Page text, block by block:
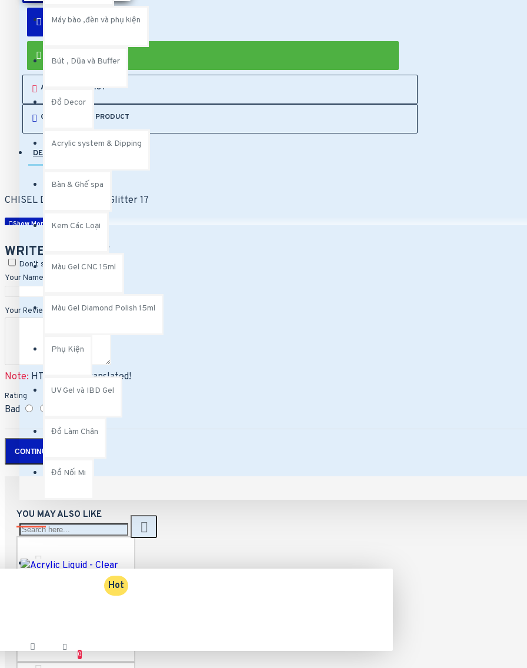
Don't show again.
Bút , Dũa và Buffer
Dũa và Buffer.
Kem Các Loại
CND Scentsation Hand & Body Lotion
KDS Hand & Body Lotion
Máy bào ,đèn và phụ kiện
Bút , Dũa và Buffer
Đồ Decor
Acrylic system & Dipping
Bàn & Ghế spa
Kem Các Loại
Màu Gel CNC 15ml
Màu Gel Diamond Polish 15ml
Phụ Kiện
UV Gel và IBD Gel
Đồ Làm Chân
Đồ Nối Mi
Account
0
ADD TO CART
BUY NOW
ADD TO WISH LIST
COMPARE THIS PRODUCT
DESCRIPTION
CHISEL Dipping Powder Glitter 17
WRITE A REVIEW
Your Name
Your Review
Note: HTML is not translated!
Rating
Bad
CONTINUE
YOU MAY ALSO LIKE
Hot